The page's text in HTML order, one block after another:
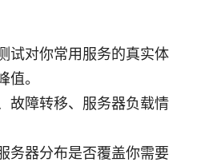
试对你常用服务的真实体
值。
故障转移、服务器负载情
务器分布是否覆盖你需要